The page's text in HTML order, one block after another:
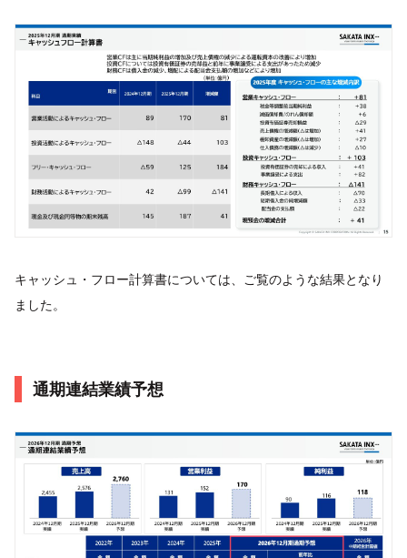
キャッシュ・フロー計算書については、ご覧のような結果となり
ました。
通期連結業績予想